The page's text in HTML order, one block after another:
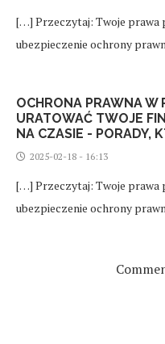
[…] Przeczytaj: Twoje prawa
ubezpieczenie ochrony
OCHRONA PRAWNA W
URATOWAĆ TWOJE
NA CZASIE - PORADY,
2025-02-18 - 16:13
[…] Przeczytaj: Twoje prawa
ubezpieczenie ochrony